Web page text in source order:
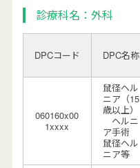
診療科名：外科
DPCコード DPC名称
060160x00
1xxxx
鼠径ヘル
ニア（15
歳以上）
ヘルニ
ア手術
鼠径ヘル
ニア等